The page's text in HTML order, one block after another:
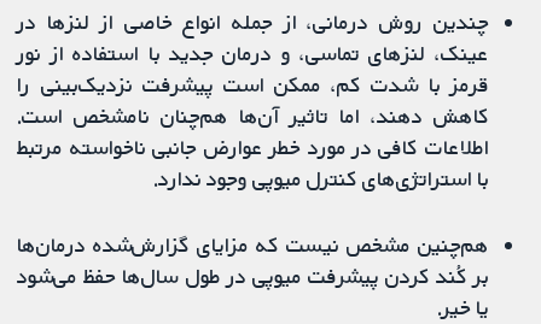
چندین روش درمانی، از جمله انواع خاصی از لنزها در
عینک، لنزهای تماسی، و درمان جدید با استفاده از نور
قرمز با شدت کم، ممکن است پیشرفت نزدیک‌بینی را
کاهش دهند، اما تاثیر آن‌ها هم‌چنان نامشخص است.
اطلاعات کافی در مورد خطر عوارض جانبی ناخواسته مرتبط
با استراتژی‌های کنترل میوپی وجود ندارد.
هم‌چنین مشخص نیست که مزایای گزارش‌شده درمان‌ها
بر کُند کردن پیشرفت میوپی در طول سال‌ها حفظ می‌شود
یا خیر.